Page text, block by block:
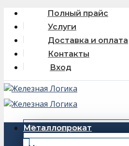
Skip
content
Полный прайс
Услуги
Доставка и оплата
Контакты
Вход
Искать:
Металлопрокат